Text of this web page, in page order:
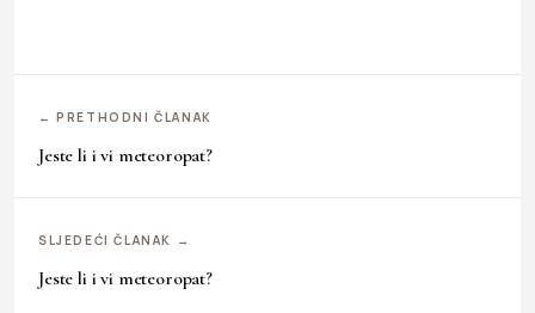
← PRETHODNI ČLANAK
Jeste li i vi meteoropat?
SLJEDEĆI ČLANAK →
Jeste li i vi meteoropat?